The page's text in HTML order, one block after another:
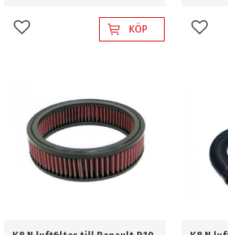
Lägg till i favoriterKÖP